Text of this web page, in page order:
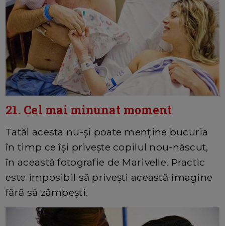
21. Cel mai minunat moment
Tatăl acesta nu-și poate menține bucuria
în timp ce își privește copilul nou-născut,
în această fotografie de Marivelle. Practic
este imposibil să privești această imagine
fără să zâmbești.